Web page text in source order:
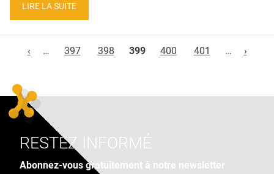
LIRE LA SUITE
‹
… 397 398 399 400 401 … ›
RESTEZ INFORMÉ
Abonnez-vous gratuitement à notre newsletter